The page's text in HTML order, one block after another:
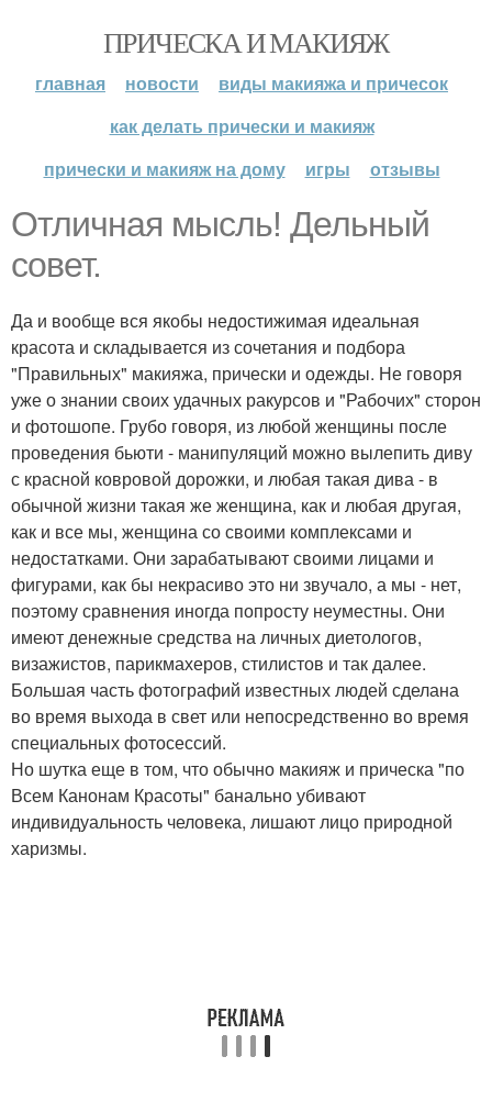
ПРИЧЕСКА И МАКИЯЖ
главная новости
виды макияжа и причесок
как делать прически и макияж
прически и макияж на дому
игры отзывы
Отличная мысль! Дельный
совет.
Да и вообще вся якобы недостижимая идеальная
красота и складывается из сочетания и подбора
"Правильных" макияжа, прически и одежды. Не говоря
уже о знании своих удачных ракурсов и "Рабочих" сторон
и фотошопе. Грубо говоря, из любой женщины после
проведения бьюти - манипуляций можно вылепить диву
с красной ковровой дорожки, и любая такая дива - в
обычной жизни такая же женщина, как и любая другая,
как и все мы, женщина со своими комплексами и
недостатками. Они зарабатывают своими лицами и
фигурами, как бы некрасиво это ни звучало, а мы - нет,
поэтому сравнения иногда попросту неуместны. Они
имеют денежные средства на личных диетологов,
визажистов, парикмахеров, стилистов и так далее.
Большая часть фотографий известных людей сделана
во время выхода в свет или непосредственно во время
специальных фотосессий.
Но шутка еще в том, что обычно макияж и прическа "по
Всем Канонам Красоты" банально убивают
индивидуальность человека, лишают лицо природной
харизмы.